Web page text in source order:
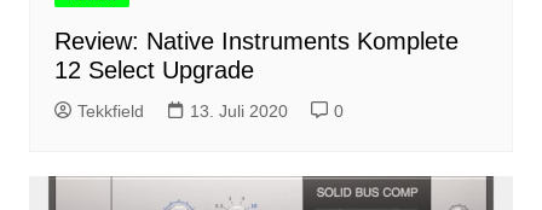
Review: Native Instruments Komplete
12 Select Upgrade
Tekkfield 13. Juli 2020 0